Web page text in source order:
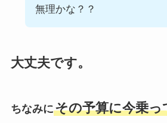
無理かな？？
大丈夫です。
ちなみにその予算に今乗